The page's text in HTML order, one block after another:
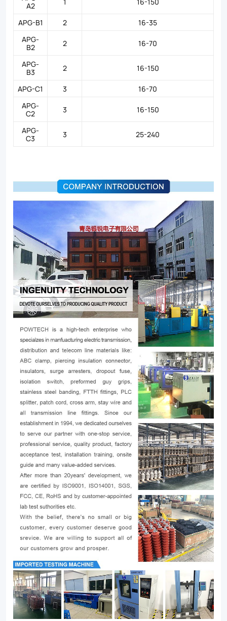
A2
APG-B1 2
16-35
APG-
B2
2 16-70
APG-
B3
2 16-150
APG-C1 3
16-70
APG-
C2
3 16-150
APG-
C3
3 25-240